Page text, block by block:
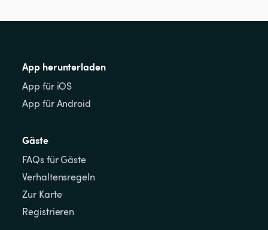
App herunterladen
App für iOS
App für Android
Gäste
FAQs für Gäste
Verhaltensregeln
Zur Karte
Registrieren